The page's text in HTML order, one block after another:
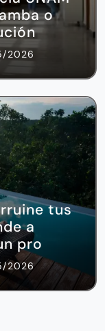
o
2026
tus
a
pro
2026